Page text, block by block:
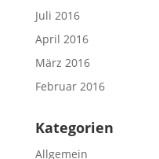
Juli 2016
April 2016
März 2016
Februar 2016
Kategorien
Allgemein